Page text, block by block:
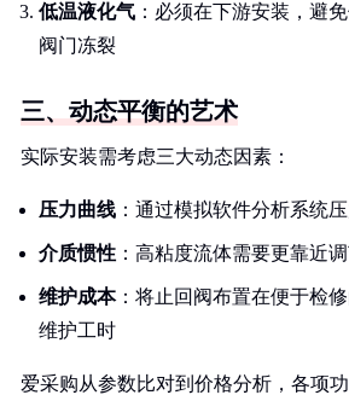
低温液化气 ：必须在下游安装，避
阀门冻裂
三、动态平衡的艺术
实际安装需考虑三大动态因素：
压力曲线 ：通过模拟软件分析系统
介质惯性 ：高粘度流体需要更靠近
维护成本：将止回阀布置在便于检
维护工时
爱采购从参数比对到价格分析，各项